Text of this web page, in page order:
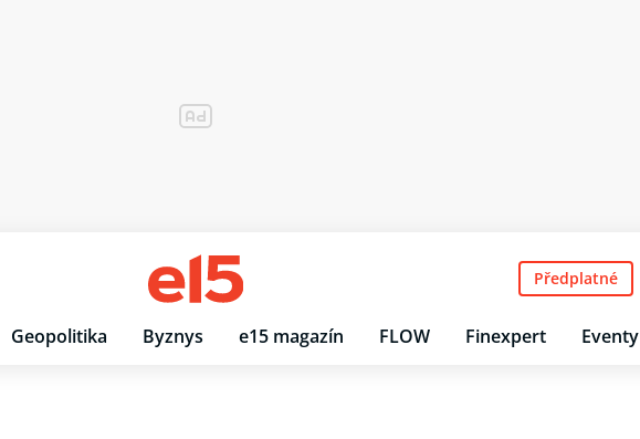
Geopolitika Byznys e15 magazín FLOW Finexpert Eventy
Předplatné